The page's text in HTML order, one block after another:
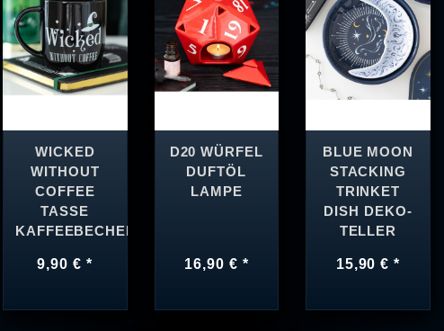
WICKED
WITHOUT
COFFEE
TASSE
KAFFEEBECHER
9,90 € *
D20 WÜRFEL
DUFTÖL
LAMPE
16,90 € *
BLUE MOON
STACKING
TRINKET
DISH DEKO-
TELLER
15,90 € *